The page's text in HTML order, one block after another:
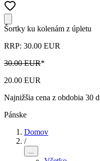
Šortky ku kolenám z úpletu
RRP: 30.00 EUR
30.00 EUR*
20.00 EUR
Najnižšia cena z obdobia 30
Pánske
Domov
/
...